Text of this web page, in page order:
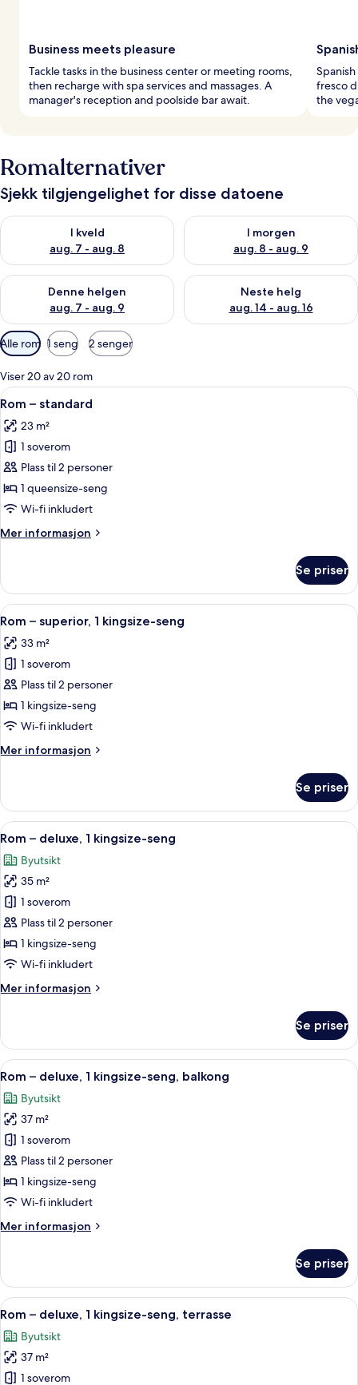
Business meets pleasure
Tackle tasks in the business center or meeting rooms,
then recharge with spa services and massages. A
manager's reception and poolside bar await.
fresco
the
Romalternativer
Sjekk tilgjengelighet for disse datoene
I kveld
aug. 7 - aug. 8
Sjekk tilgjengelighet for i kveld, aug. 7 - aug. 8
I morgen
aug. 8 - aug. 9
Sjekk tilgjengelighet for i
Denne helgen
aug. 7 - aug. 9
Sjekk tilgjengelighet for denne helgen, aug. 7 - aug. 9
Neste helg
aug. 14 - aug. 16
Sjekk tilgjengelighet for neste
Tilgjengelige
filtre
for
rom
Alle rom 1 seng 2 senger
Viser 20 av 20 rom
Åpne
alle
bildene
av
Rom
–
standard
Rom – standard | Italienske Frette-
4
Rom – standard
23 m²
1 soverom
Plass til 2 personer
1 queensize-seng
Wi-fi inkludert
Mer informasjon
Mer
–
standard
Se priser
Åpne
alle
bildene
av
Rom
–
superior,
kingsize-
Rom – superior, 1 kingsize-seng |
4
Rom – superior, 1 kingsize-seng
33 m²
1 soverom
Plass til 2 personer
1 kingsize-seng
Wi-fi inkludert
Mer informasjon
Mer
–
superior,
1
seng
Se priser
Åpne
alle
bildene
av
Rom
–
deluxe,
1
seng
Italienske Frette-laken, sengetøy av
4
Rom – deluxe, 1 kingsize-seng
Byutsikt
35 m²
1 soverom
Plass til 2 personer
1 kingsize-seng
Wi-fi inkludert
Mer informasjon
Mer
–
deluxe,
1
seng
Se priser
Åpne
alle
bildene
av
Rom
–
deluxe,
1
seng,
Italienske Frette-laken, sengetøy av
6
Rom – deluxe, 1 kingsize-seng, balkong
Byutsikt
37 m²
1 soverom
Plass til 2 personer
1 kingsize-seng
Wi-fi inkludert
Mer informasjon
Mer
–
deluxe,
1
seng,
balkong
Se priser
Åpne
alle
bildene
av
Rom
Italienske Frette-laken, sengetøy av
5
Rom – deluxe, 1 kingsize-seng, terrasse
Byutsikt
37 m²
1 soverom